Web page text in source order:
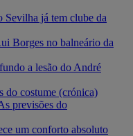
Sevilha já tem clube da
Borges no balneário da
a lesão do André
do costume (crónica)
previsões do
um conforto absoluto